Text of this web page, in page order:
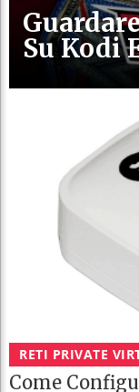
Su Kodi
RETI PRIVATE
Come